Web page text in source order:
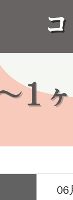
06